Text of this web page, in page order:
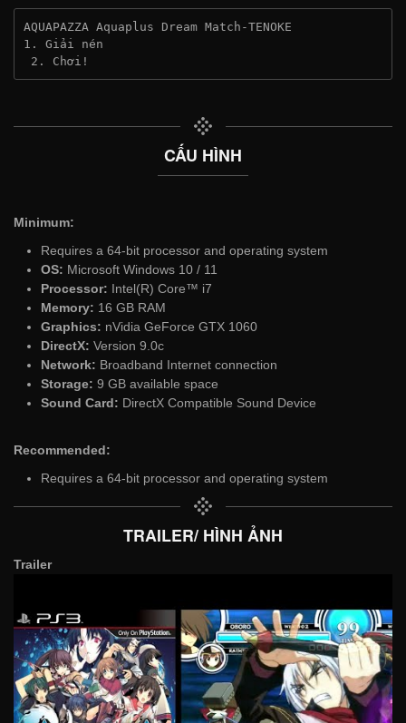
AQUAPAZZA Aquaplus Dream Match-TENOKE
1. Giải nén
2. Chơi!
CẤU HÌNH
Minimum:
Requires a 64-bit processor and operating system
OS: Microsoft Windows 10 / 11
Processor: Intel(R) Core™ i7
Memory: 16 GB RAM
Graphics: nVidia GeForce GTX 1060
DirectX: Version 9.0c
Network: Broadband Internet connection
Storage: 9 GB available space
Sound Card: DirectX Compatible Sound Device
Recommended:
Requires a 64-bit processor and operating system
TRAILER/ HÌNH ẢNH
Trailer